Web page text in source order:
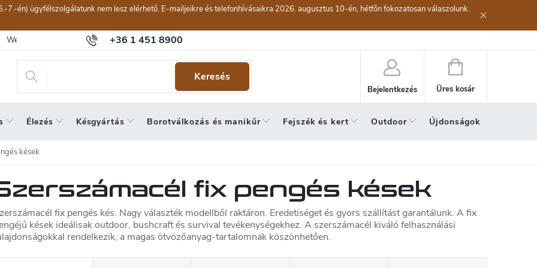
7.-én) ügyfélszolgálatunk nem lesz elérhető. E-mailjeikre és telefonhívásaikra 2026. augusztus 10-én, hétfőn fokozatosan válaszolunk.
+36 1 451 8900
Webáruház értékelése Általános szerződési feltételek
Keresés
Bejelentkezés
Kosár
Üres kosár
Élezés Késgyártás Borotválkozás és manikűr Fejszék és kert Outdoor Újdonságok
kések
fix pengés kések
fix pengés kés. Nagy választék modellből raktáron. Eredetiséget és gyors szállítást garantálunk. A fix
kések ideálisak outdoor, bushcraft és survival tevékenységekhez. A szerszámacél kiváló felhasználási
rendelkezik, a magas ötvözőanyag-tartalomnak köszönhetően.